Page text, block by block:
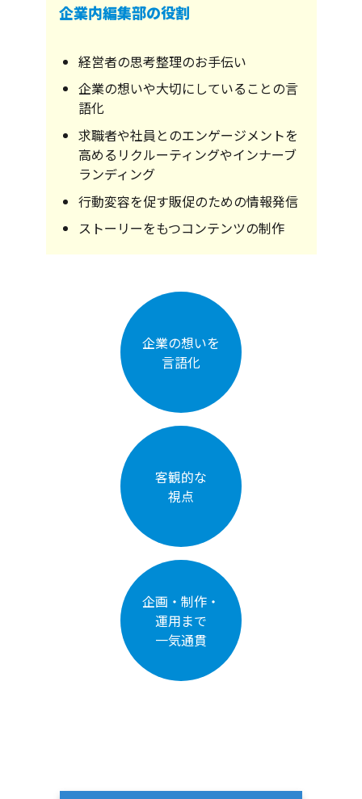
企業内編集部の役割
経営者の思考整理のお手伝い
企業の想いや大切にしていることの言
語化
求職者や社員とのエンゲージメントを
高めるリクルーティングやインナーブ
ランディング
行動変容を促す販促のための情報発信
ストーリーをもつコンテンツの制作
企業の想いを
言語化
客観的な
視点
企画・制作・
運用まで
一気通貫